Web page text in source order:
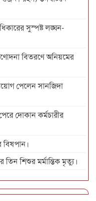
সুস্পষ্ট লঙ্ঘন-
বিতরণে অনিয়মের
পেলেন সানজিদা
দোকান কর্মচারীর
বিষপান।
শিশুর মর্মান্তিক মৃত্যু।